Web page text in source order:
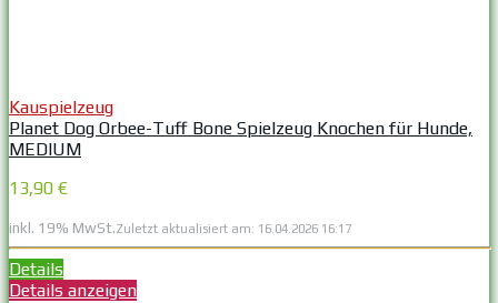
Kauspielzeug
Planet Dog Orbee-Tuff Bone Spielzeug Knochen für Hunde,
MEDIUM
13,90 €
inkl. 19% MwSt.Zuletzt aktualisiert am: 16.04.2026 16:17
Details
Details anzeigen